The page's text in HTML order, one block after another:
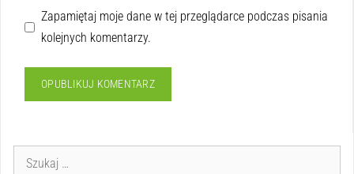
Zapamiętaj moje dane w tej przeglądarce podczas pisania
kolejnych komentarzy.